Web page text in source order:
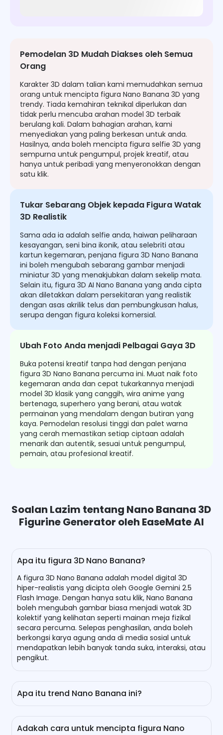
Pemodelan 3D Mudah Diakses oleh Semua
Orang
Karakter 3D dalam talian kami memudahkan semua
orang untuk mencipta figura Nano Banana 3D yang
trendy. Tiada kemahiran teknikal diperlukan dan
tidak perlu mencuba arahan model 3D terbaik
berulang kali. Dalam bahagian arahan, kami
menyediakan yang paling berkesan untuk anda.
Hasilnya, anda boleh mencipta figura selfie 3D yang
sempurna untuk pengumpul, projek kreatif, atau
hanya untuk peribadi yang menyeronokkan dengan
satu klik.
Tukar Sebarang Objek kepada Figura Watak
3D Realistik
Sama ada ia adalah selfie anda, haiwan peliharaan
kesayangan, seni bina ikonik, atau selebriti atau
kartun kegemaran, penjana figura 3D Nano Banana
ini boleh mengubah sebarang gambar menjadi
miniatur 3D yang menakjubkan dalam sekelip mata.
Selain itu, figura 3D AI Nano Banana yang anda cipta
akan diletakkan dalam persekitaran yang realistik
dengan asas akrilik telus dan pembungkusan halus,
serupa dengan figura koleksi komersial.
Ubah Foto Anda menjadi Pelbagai Gaya 3D
Buka potensi kreatif tanpa had dengan penjana
figura 3D Nano Banana percuma ini. Muat naik foto
kegemaran anda dan cepat tukarkannya menjadi
model 3D klasik yang canggih, wira anime yang
bertenaga, superhero yang berani, atau watak
permainan yang mendalam dengan butiran yang
kaya. Pemodelan resolusi tinggi dan palet warna
yang cerah memastikan setiap ciptaan adalah
menarik dan autentik, sesuai untuk pengumpul,
pemain, atau profesional kreatif.
Soalan Lazim tentang Nano Banana 3D
Figurine Generator oleh EaseMate AI
Apa itu figura 3D Nano Banana?
A figura 3D Nano Banana adalah model digital 3D
hiper-realistis yang dicipta oleh Google Gemini 2.5
Flash Image. Dengan hanya satu klik, Nano Banana
boleh mengubah gambar biasa menjadi watak 3D
kolektif yang kelihatan seperti mainan meja fizikal
secara percuma. Selepas penghasilan, anda boleh
berkongsi karya agung anda di media sosial untuk
mendapatkan lebih banyak tanda suka, interaksi, atau
pengikut.
Apa itu trend Nano Banana ini?
oleh model penghasilan dan penyuntingan imej AI
Adakah cara untuk mencipta figura Nano